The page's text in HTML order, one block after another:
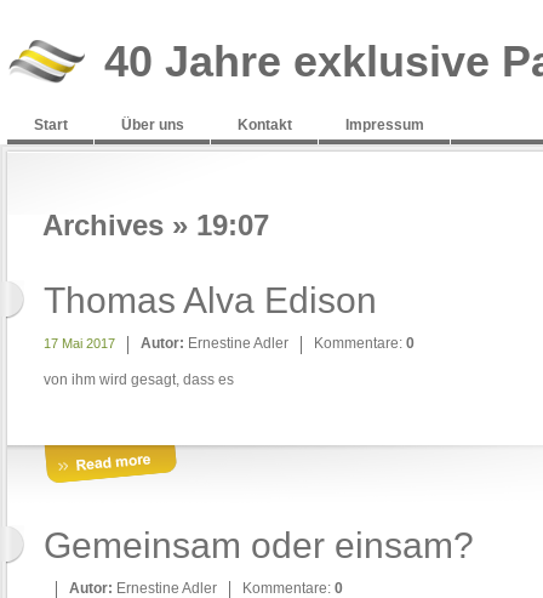
40 Jahre exklusive
Start Über uns Kontakt Impressum
Archives » 19:07
Thomas Alva Edison
17 Mai 2017 Autor: Ernestine Adler Kommentare: 0
von ihm wird gesagt, dass es
Gemeinsam oder einsam?
Autor: Ernestine Adler Kommentare: 0